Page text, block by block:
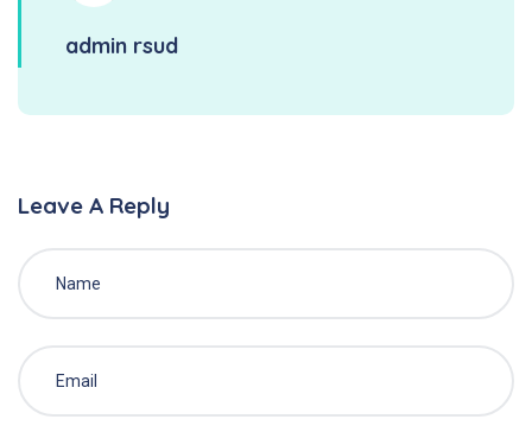
admin rsud
Leave A Reply